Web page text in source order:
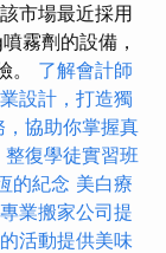
該市場最近採用
霧劑的設備，
。 了解會計師
設計，打造獨
協助你掌握真
整復學徒實習班
的紀念 美白療
業搬家公司提
活動提供美味